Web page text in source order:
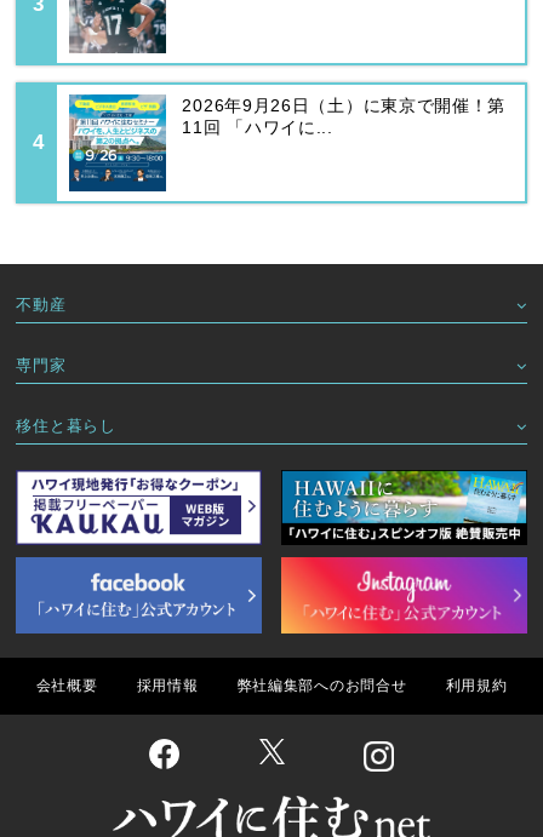
2026年9月26日（土）に東京で開催！第
11回 「ハワイに...
不動産
専門家
移住と暮らし
会社概要 採用情報 弊社編集部へのお問合せ 利用規約